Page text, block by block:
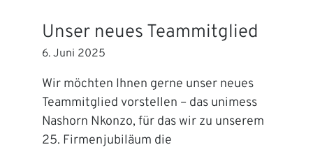
Unser neues Teammitglied
6. Juni 2025
Wir möchten Ihnen gerne unser neues
Teammitglied vorstellen – das unimess
Nashorn Nkonzo, für das wir zu unserem
25. Firmenjubiläum die